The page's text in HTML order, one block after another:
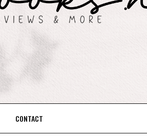
CONTACT